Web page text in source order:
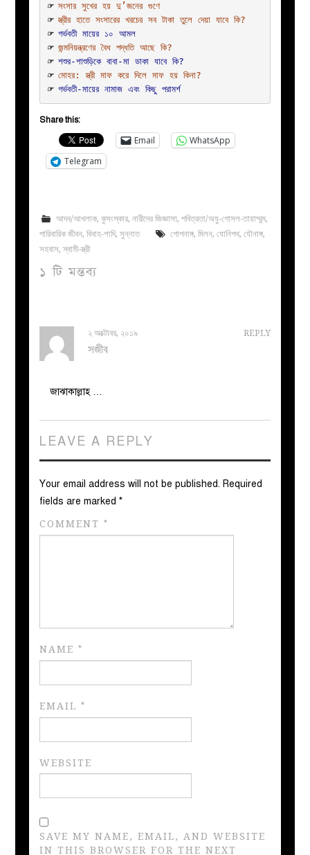
☞ সংসার সুখের হয় দু’জনের গুণে
☞ স্ত্রীর হাতে সংসারের খরচের সব টাকা তুলে দেয়া যাবে কি?
☞ গর্ভবতী মায়ের ১০ আমল
☞ জন্মনিয়ন্ত্রণের বৈধ পদ্ধতি আছে কি?
☞ শশুর-শাশুড়িকে বাবা-মা ডাকা যাবে কি?
☞ মোহর: স্ত্রী মাফ করে দিলে মাফ হয় কিনা?
☞ গর্ভবতী-মায়ের নামাজ এবং কিছু পরামর্শ
Share this:
Email
WhatsApp
Telegram
আদব/আখলাক, কুসংস্কার, নারীদের জিজ্ঞাসা, পবিত্রতা/অযু-গোসল-তায়াম্মুম,
পারিবারিক জীবন,বিবাহ-শাদি,সুন্নাত গোপনাঙ্গ, মিলন, যোনিপথ, যৌনাঙ্গ,
সহবাস,স্বামী-স্ত্রী
১ টি মন্তব্য
REPLY
২ অক্টোবর, ২০১৯
সজীব
জাঝাকাল্লাহ …
LEAVE A REPLY
Your email address will not be published. Required
fields are marked*
COMMENT*
NAME*
EMAIL*
WEBSITE
SAVE MY NAME, EMAIL, AND WEBSITE
IN THIS BROWSER FOR THE NEXT